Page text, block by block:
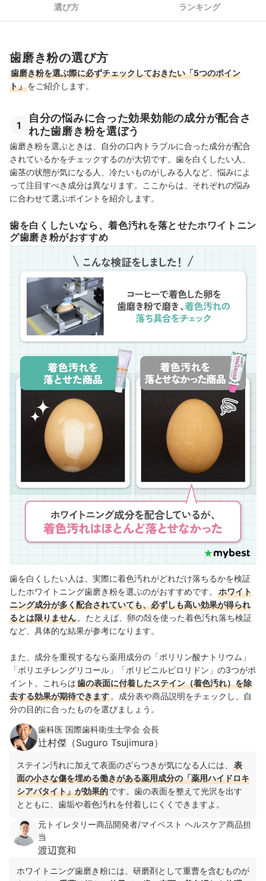
歯や歯茎を労わりつつ、すみずみまで磨きたいなら低研磨と低
発砲がおすすめ
口臭ケア歯磨き粉のおすすめ人気ランキング
【徹底比較】歯周病予防歯磨き粉のおすすめ人気ランキング
【徹底比較】知覚過敏ケア歯磨き粉のおすすめ人気ランキング
虫歯予防歯磨き粉のおすすめ人気ランキング
医薬部外品と化粧品の市販の歯磨き粉の違いを知ろう
使ってはいけない歯磨き粉って？発がん性のある成分なんてあるの？
正しい歯磨きの仕方は？歯磨き粉はどのくらいつけるべき？
歯磨き粉って使用期限はあるの？
年齢にあった歯磨き粉をご紹介！1歳から使える歯磨き粉も！
よりケアをしたい人はそのほかのオーラルケアグッズも見直そう！
▼オーラルケア用品のカテゴリ一覧▼
歯磨き粉の売れ筋ランキングもチェック！
選び方 ランキング
歯磨き粉の選び方
歯磨き粉を選ぶ際に必ずチェックしておきたい「5つのポイン
ト」をご紹介します。
1
自分の悩みに合った効果効能の成分が配合さ
れた歯磨き粉を選ぼう
歯磨き粉を選ぶときは、自分の口内トラブルに合った成分が配合
されているかをチェックするのが大切です。歯を白くしたい人、
歯茎の状態が気になる人、冷たいものがしみる人など、悩みによ
って注目すべき成分は異なります。ここからは、それぞれの悩み
に合わせて選ぶポイントを紹介します。
歯を白くしたいなら、着色汚れを落とせたホワイトニン
グ歯磨き粉がおすすめ
歯を白くしたい人は、実際に着色汚れがどれだけ落ちるかを検証
したホワイトニング歯磨き粉を選ぶのがおすすめです。
ホワイト
ニング成分が多く配合されていても、必ずしも高い効果が得られ
るとは限りません 。たとえば、卵の殻を使った着色汚れ落ち検証
など、具体的な結果が参考になります。
また、成分を重視するなら薬用成分の「ポリリン酸ナトリウム」
「ポリエチレングリコール」「ポリビニルピロリドン」の3つがポ
イント。これらは歯の表面に付着したステイン（着色汚れ）を除
去する効果が期待できます 。成分表や商品説明をチェックし、自
分の目的に合ったものを選びましょう。
歯科医 国際歯科衛生士学会 会長
辻村傑（Suguro Tsujimura）
ステイン汚れに加えて表面のざらつきが気になる人には、
表
面の小さな傷を埋める働きがある薬用成分の「薬用ハイドロキ
シアパタイト」が効果的です。歯の表面を整えて光沢を出す
とともに、歯垢や着色汚れを付着しにくくできますよ。
元トイレタリー商品開発者/マイベスト ヘルスケア商品担
当
渡辺寛和
ホワイトニング歯磨き粉には、研磨剤として重曹を含むものが